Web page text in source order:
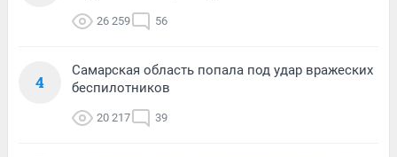
26 259 56
4
Самарская область попала под удар вражеских
беспилотников
20 217 39